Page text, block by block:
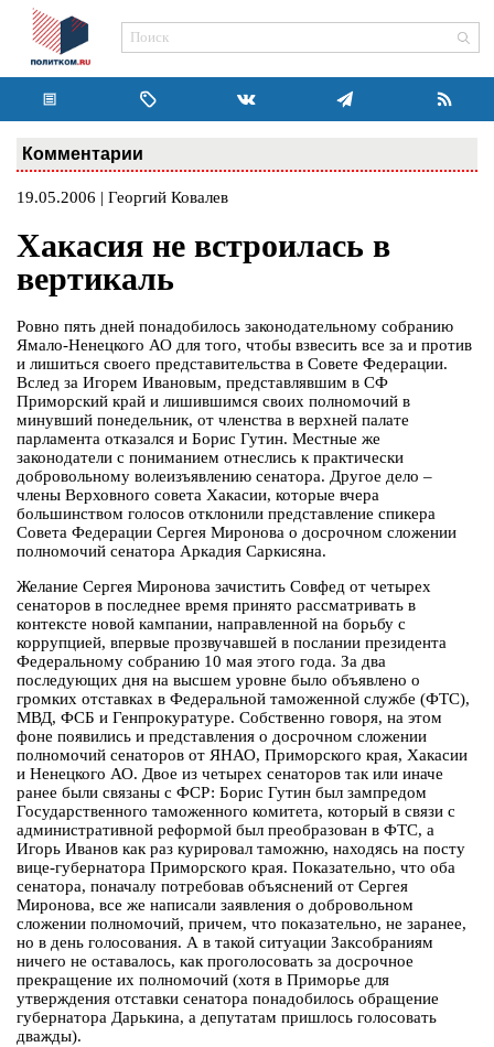
Комментарии
19.05.2006 | Георгий Ковалев
Хакасия не встроилась в
вертикаль
Ровно пять дней понадобилось законодательному собранию
Ямало-Ненецкого АО для того, чтобы взвесить все за и против
и лишиться своего представительства в Совете Федерации.
Вслед за Игорем Ивановым, представлявшим в СФ
Приморский край и лишившимся своих полномочий в
минувший понедельник, от членства в верхней палате
парламента отказался и Борис Гутин. Местные же
законодатели с пониманием отнеслись к практически
добровольному волеизъявлению сенатора. Другое дело –
члены Верховного совета Хакасии, которые вчера
большинством голосов отклонили представление спикера
Совета Федерации Сергея Миронова о досрочном сложении
полномочий сенатора Аркадия Саркисяна.
Желание Сергея Миронова зачистить Совфед от четырех
сенаторов в последнее время принято рассматривать в
контексте новой кампании, направленной на борьбу с
коррупцией, впервые прозвучавшей в послании президента
Федеральному собранию 10 мая этого года. За два
последующих дня на высшем уровне было объявлено о
громких отставках в Федеральной таможенной службе (ФТС),
МВД, ФСБ и Генпрокуратуре. Собственно говоря, на этом
фоне появились и представления о досрочном сложении
полномочий сенаторов от ЯНАО, Приморского края, Хакасии
и Ненецкого АО. Двое из четырех сенаторов так или иначе
ранее были связаны с ФСР: Борис Гутин был зампредом
Государственного таможенного комитета, который в связи с
административной реформой был преобразован в ФТС, а
Игорь Иванов как раз курировал таможню, находясь на посту
вице-губернатора Приморского края. Показательно, что оба
сенатора, поначалу потребовав объяснений от Сергея
Миронова, все же написали заявления о добровольном
сложении полномочий, причем, что показательно, не заранее,
но в день голосования. А в такой ситуации Заксобраниям
ничего не оставалось, как проголосовать за досрочное
прекращение их полномочий (хотя в Приморье для
утверждения отставки сенатора понадобилось обращение
губернатора Дарькина, а депутатам пришлось голосовать
дважды).